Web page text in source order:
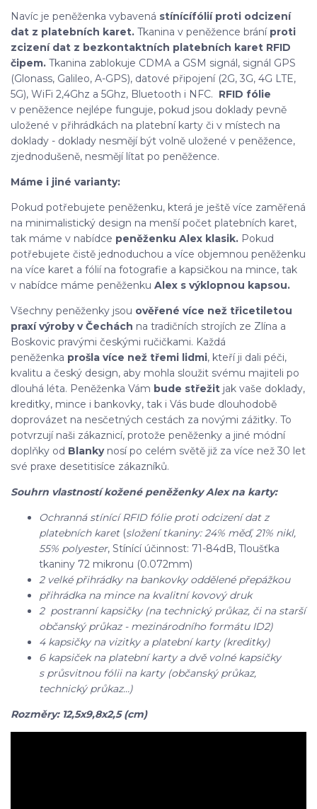
Navíc je peněženka vybavená stínícífólií proti odcizení
dat z platebních karet. Tkanina v peněžence brání proti
zcizení dat z bezkontaktních platebních karet RFID
čipem. Tkanina zablokuje CDMA a GSM signál, signál GPS
(Glonass, Galileo, A-GPS), datové připojení (2G, 3G, 4G LTE,
5G), WiFi 2,4Ghz a 5Ghz, Bluetooth i NFC. RFID fólie
v peněžence nejlépe funguje, pokud jsou doklady pevně
uložené v přihrádkách na platební karty či v místech na
doklady - doklady nesmějí být volně uložené v peněžence,
zjednodušeně, nesmějí lítat po peněžence.
Máme i jiné varianty:
Pokud potřebujete peněženku, která je ještě více zaměřená
na minimalistický design na menší počet platebních karet,
tak máme v nabídce peněženku Alex klasik. Pokud
potřebujete čistě jednoduchou a více objemnou peněženku
na více karet a fólií na fotografie a kapsičkou na mince, tak
v nabídce máme peněženku Alex s výklopnou kapsou.
Všechny peněženky jsou ověřené více než třicetiletou
praxí výroby v Čechách na tradičních strojích ze Zlína a
Boskovic pravými českými ručičkami. Každá
peněženka prošla více než třemi lidmi, kteří ji dali péči,
kvalitu a český design, aby mohla sloužit svému majiteli po
dlouhá léta. Peněženka Vám bude střežit jak vaše doklady,
kreditky, mince i bankovky, tak i Vás bude dlouhodobě
doprovázet na nesčetných cestách za novými zážitky. To
potvrzují naši zákaznicí, protože peněženky a jiné módní
doplňky od Blankynosí po celém světě již za více než 30 let
své praxe desetitisíce zákazníků.
Souhrn vlastností kožené peněženky Alex na karty:
Ochranná stínící RFID fólie proti odcizení dat z
platebních karet(složení tkaniny: 24% měď, 21% nikl,
55% polyester, Stínící účinnost: 71-84dB, Tloušťka
tkaniny 72 mikronu (0.072mm)
2 velké přihrádky na bankovky oddělené přepážkou
přihrádka na mince na kvalitní kovový druk
2 postranní kapsičky (na technický průkaz, či na starší
občanský průkaz - mezinárodního formátu ID2)
4 kapsičky na vizitky a platební karty (kreditky)
6 kapsiček na platební karty a dvě volné kapsičky
s průsvitnou fólii na karty (občanský průkaz,
technický průkaz…)
Rozměry: 12,5x9,8x2,5 (cm)